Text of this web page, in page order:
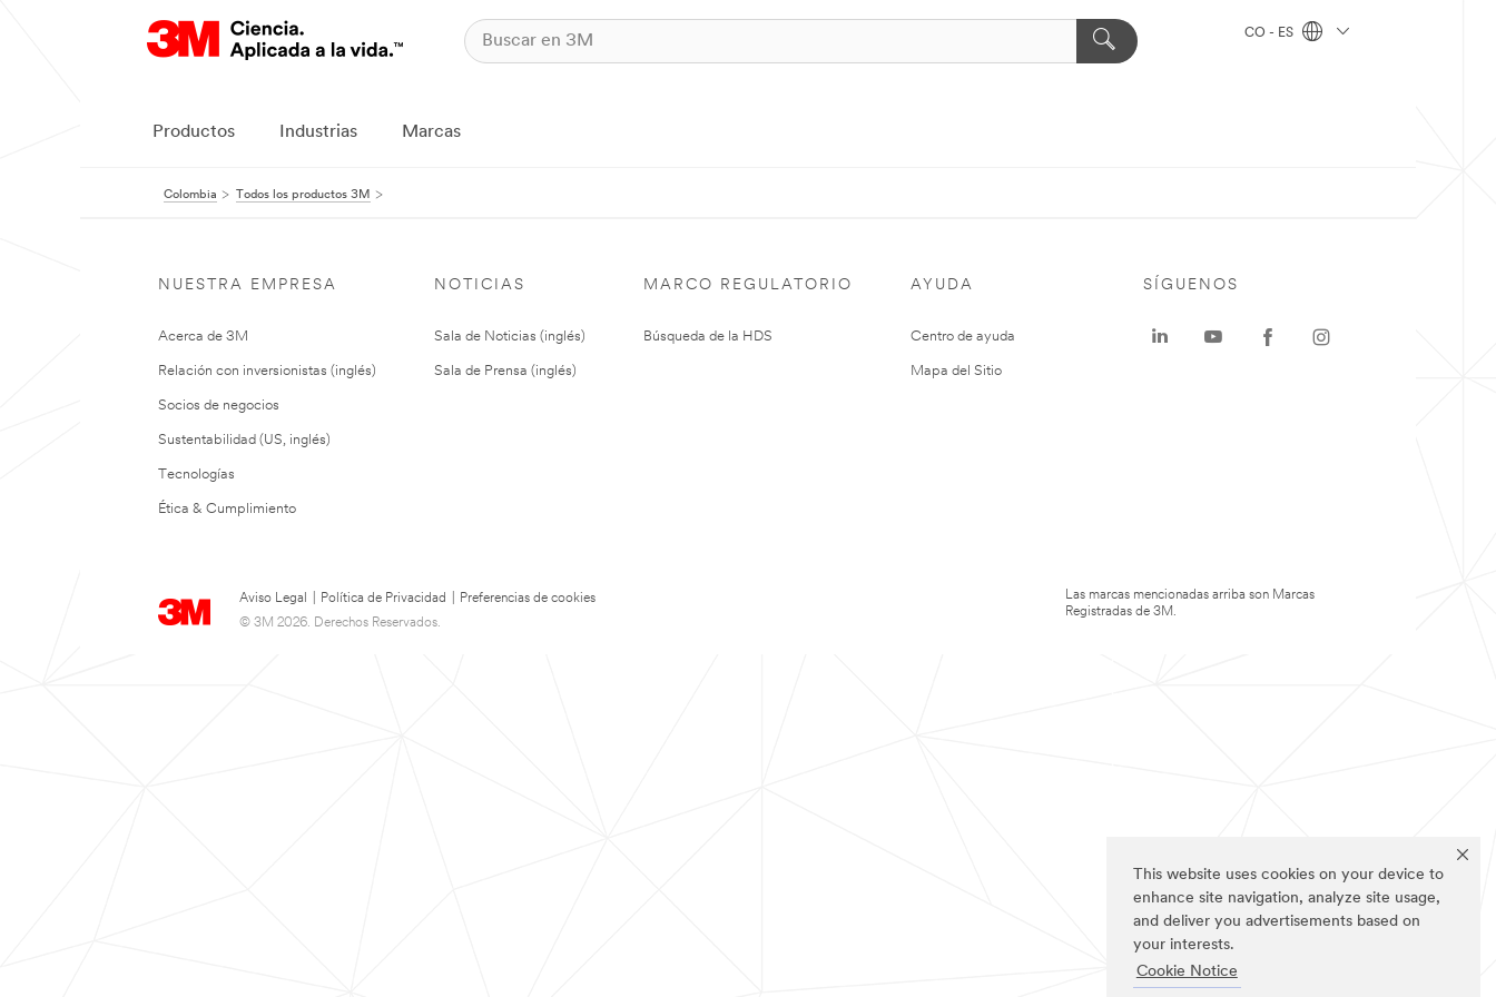
This website uses cookies on your device to
enhance site navigation, analyze site usage,
and deliver you advertisements based on
your interests.
Cookie Notice
CO - ES
Productos Industrias Marcas
Colombia Todos los productos 3M
NUESTRA EMPRESA
Acerca de 3M
Relación con inversionistas (inglés)
Socios de negocios
Sustentabilidad (US, inglés)
Tecnologías
Ética & Cumplimiento
NOTICIAS
Sala de Noticias (inglés)
Sala de Prensa (inglés)
MARCO REGULATORIO
Búsqueda de la HDS
AYUDA
Centro de ayuda
Mapa del Sitio
Aviso Legal Política de Privacidad
Preferencias de cookies
© 3M 2026. Derechos Reservados.
SÍGUENOS
Las marcas mencionadas arriba son Marcas
Registradas de 3M.